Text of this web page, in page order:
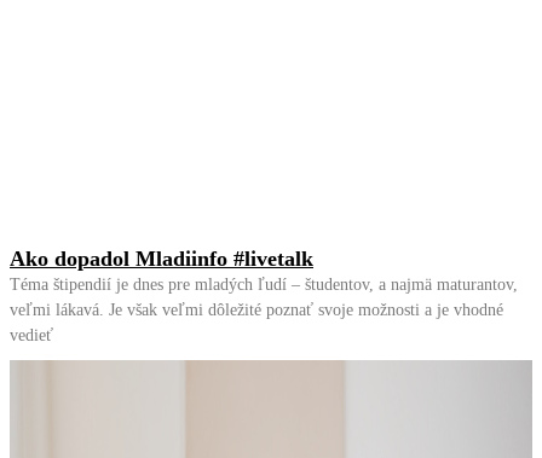
Ako dopadol Mladiinfo #livetalk
Téma štipendií je dnes pre mladých ľudí – študentov, a najmä maturantov,
veľmi lákavá. Je však veľmi dôležité poznať svoje možnosti a je vhodné
vedieť